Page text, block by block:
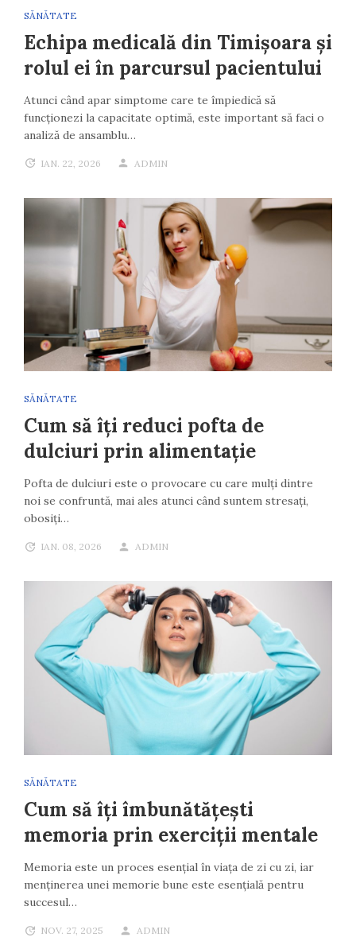
SĂNĂTATE
Echipa medicală din Timișoara și
rolul ei în parcursul pacientului
Atunci când apar simptome care te împiedică să
funcționezi la capacitate optimă, este important să faci o
analiză de ansamblu…
IAN. 22, 2026 ADMIN
SĂNĂTATE
Cum să îți reduci pofta de
dulciuri prin alimentație
Pofta de dulciuri este o provocare cu care mulți dintre
noi se confruntă, mai ales atunci când suntem stresați,
obosiți…
IAN. 08, 2026 ADMIN
SĂNĂTATE
Cum să îți îmbunătățești
memoria prin exerciții mentale
Memoria este un proces esențial în viața de zi cu zi, iar
menținerea unei memorie bune este esențială pentru
succesul…
NOV. 27, 2025 ADMIN